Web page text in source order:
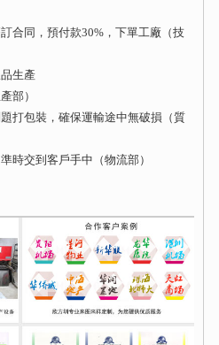
合同，預付款30%，下單工廠（技
生產
部）
打包裝，確保運輸途中無破損（質
時交到客戶手中（物流部）